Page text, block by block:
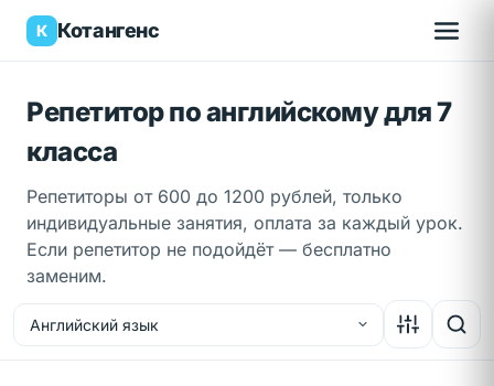
К Котангенс
Репетитор по английскому для 7
класса
Репетиторы от 600 до 1200 рублей, только
индивидуальные занятия, оплата за каждый урок.
Если репетитор не подойдёт — бесплатно
заменим.
Вход
Английский язык